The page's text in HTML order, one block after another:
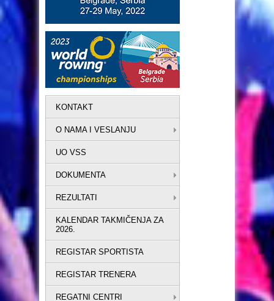
KONTAKT
O NAMA I VESLANJU
UO VSS
DOKUMENTA
REZULTATI
KALENDAR TAKMIČENJA ZA
2026.
REGISTAR SPORTISTA
REGISTAR TRENERA
REGATNI CENTRI